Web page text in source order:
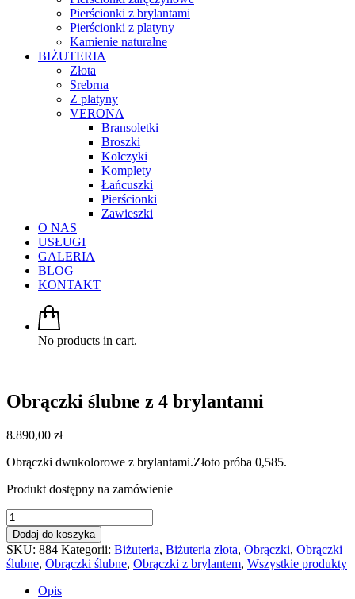
Pierścionki z brylantami
Pierścionki z platyny
Kamienie naturalne
BIŻUTERIA
Złota
Srebrna
Z platyny
VERONA
Bransoletki
Broszki
Kolczyki
Komplety
Łańcuszki
Pierścionki
Zawieszki
O NAS
USŁUGI
GALERIA
BLOG
KONTAKT
No products in cart.
Obrączki ślubne z 4 brylantami
8.890,00 zł
Obrączki dwukolorowe z brylantami.Złoto próba 0,585.
Produkt dostępny na zamówienie
ilość
Obrączki
ślubne
z
4
brylantami
Dodaj do koszyka
SKU: 884 Kategorii: Biżuteria, Biżuteria złota, Obrączki, Obrączki
ślubne, Obrączki ślubne, Obrączki z brylantem, Wszystkie produkty
Opis